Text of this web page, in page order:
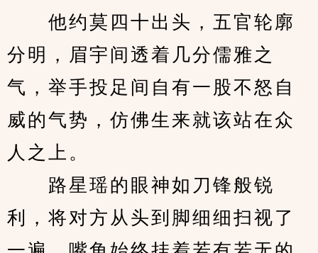
他约莫四十出头，五官轮廓
分明，眉宇间透着几分儒雅之
气，举手投足间自有一股不怒自
威的气势，仿佛生来就该站在众
人之上。
路星瑶的眼神如刀锋般锐
利，将对方从头到脚细细扫视了